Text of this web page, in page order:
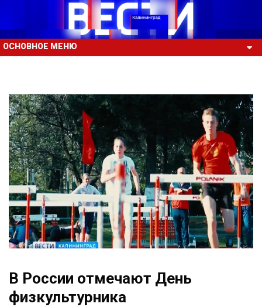
ОСНОВНОЕ МЕНЮ
В России отмечают День
физкультурника